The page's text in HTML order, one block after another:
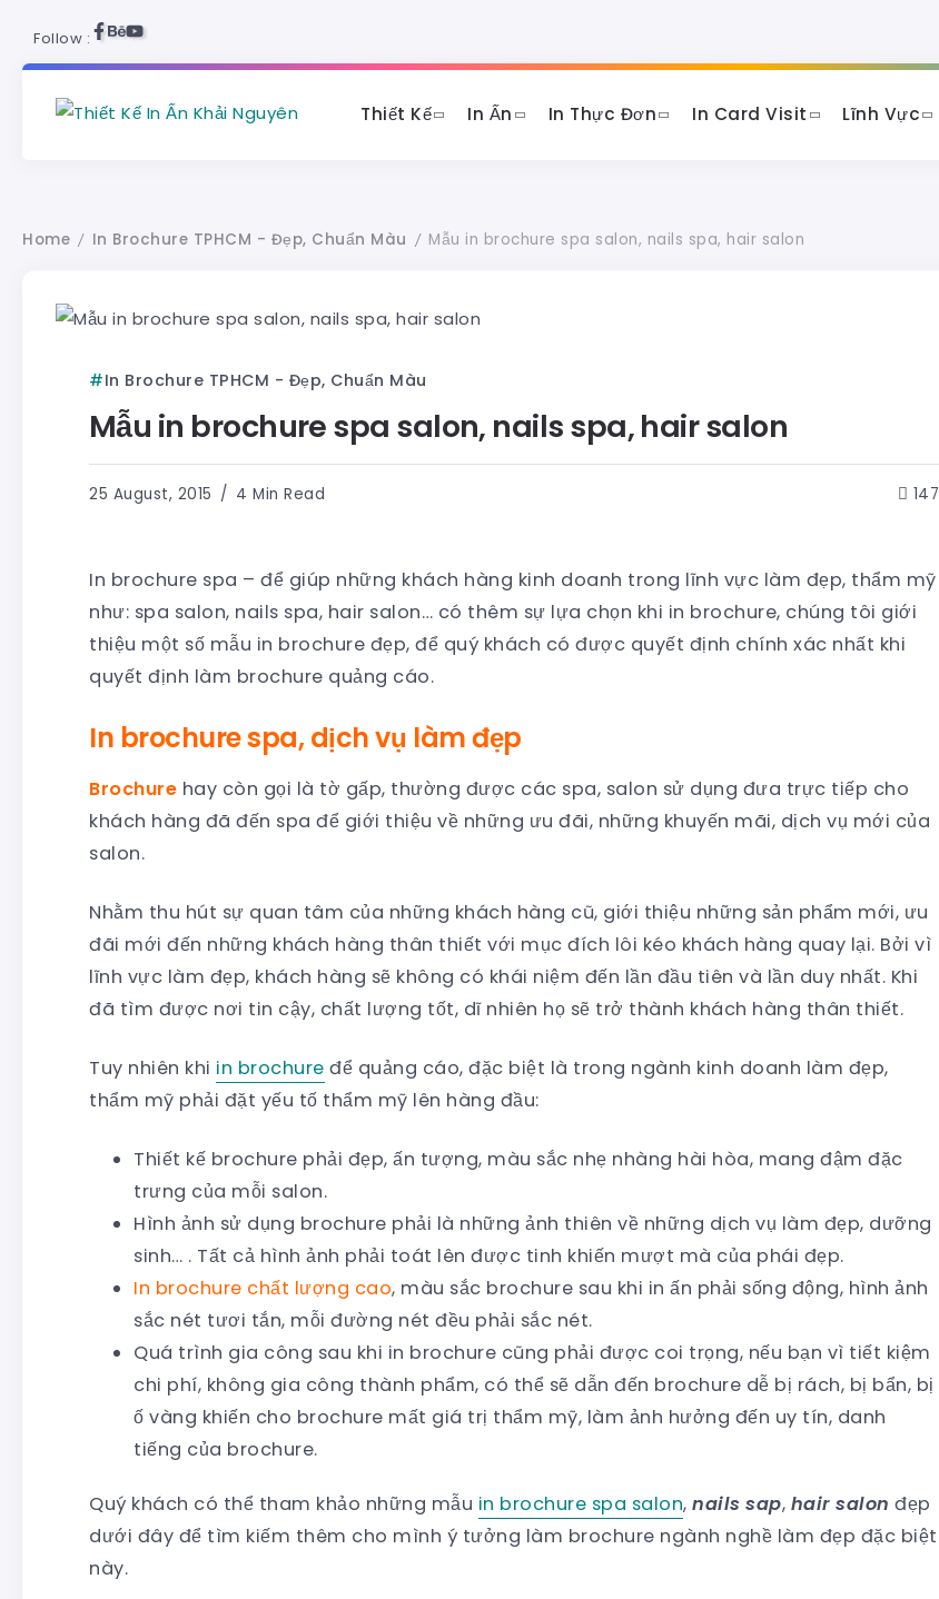
Follow :
Thiết Kế In Ấn In Thực Đơn In Card Visit Lĩnh Vực
Home / In Brochure TPHCM - Đẹp, Chuẩn Màu / Mẫu in brochure spa salon, nails spa, hair salon
In Brochure TPHCM - Đẹp, Chuẩn Màu
Mẫu in brochure spa salon, nails spa, hair salon
25 August, 2015 4 Min Read 147
In brochure spa – để giúp những khách hàng kinh doanh trong lĩnh vực làm đẹp, thẩm mỹ
như: spa salon, nails spa, hair salon… có thêm sự lựa chọn khi in brochure, chúng tôi giới
thiệu một số mẫu in brochure đẹp, để quý khách có được quyết định chính xác nhất khi
quyết định làm brochure quảng cáo.
In brochure spa, dịch vụ làm đẹp
Brochure hay còn gọi là tờ gấp, thường được các spa, salon sử dụng đưa trực tiếp cho
khách hàng đã đến spa để giới thiệu về những ưu đãi, những khuyến mãi, dịch vụ mới của
salon.
Nhằm thu hút sự quan tâm của những khách hàng cũ, giới thiệu những sản phẩm mới, ưu
đãi mới đến những khách hàng thân thiết với mục đích lôi kéo khách hàng quay lại. Bởi vì
lĩnh vực làm đẹp, khách hàng sẽ không có khái niệm đến lần đầu tiên và lần duy nhất. Khi
đã tìm được nơi tin cậy, chất lượng tốt, dĩ nhiên họ sẽ trở thành khách hàng thân thiết.
Tuy nhiên khi in brochure để quảng cáo, đặc biệt là trong ngành kinh doanh làm đẹp,
thẩm mỹ phải đặt yếu tố thẩm mỹ lên hàng đầu:
Thiết kế brochure phải đẹp, ấn tượng, màu sắc nhẹ nhàng hài hòa, mang đậm đặc
trưng của mỗi salon.
Hình ảnh sử dụng brochure phải là những ảnh thiên về những dịch vụ làm đẹp, dưỡng
sinh… . Tất cả hình ảnh phải toát lên được tinh khiến mượt mà của phái đẹp.
In brochure chất lượng cao, màu sắc brochure sau khi in ấn phải sống động, hình ảnh
sắc nét tươi tắn, mỗi đường nét đều phải sắc nét.
Quá trình gia công sau khi in brochure cũng phải được coi trọng, nếu bạn vì tiết kiệm
chi phí, không gia công thành phẩm, có thể sẽ dẫn đến brochure dễ bị rách, bị bẩn, bị
ố vàng khiến cho brochure mất giá trị thẩm mỹ, làm ảnh hưởng đến uy tín, danh
tiếng của brochure.
Quý khách có thể tham khảo những mẫu in brochure spa salon, nails sap, hair salon đẹp
dưới đây để tìm kiếm thêm cho mình ý tưởng làm brochure ngành nghề làm đẹp đặc biệt
này.